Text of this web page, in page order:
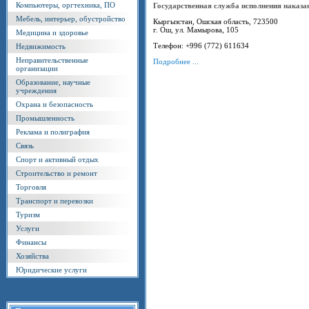
Компьютеры, оргтехника, ПО
Мебель, интерьер, обустройство
Медицина и здоровье
Недвижимость
Неправительственные
организации
Образование, научные
учреждения
Охрана и безопасность
Промышленность
Реклама и полиграфия
Связь
Спорт и активный отдых
Строительство и ремонт
Торговля
Транспорт и перевозки
Туризм
Услуги
Финансы
Хозяйства
Юридические услуги
Государственная служба исполнения
Кыргызстан, Ошская область, 723500
г. Ош, ул. Мамырова, 105
Телефон: +996 (772) 611634
Подробнее ...